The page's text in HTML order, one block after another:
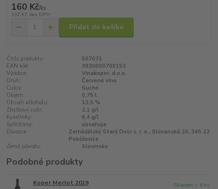
160 Kč/ks
132 Kč bez DPH
Přidat do košíku
Číslo produktu:
507071
EAN kód:
3830000700153
Výrobce:
Vinakoper, d.o.o.
Druh:
Červené víno
Cukry:
Suché
Objem:
0,75 l
Obsah alkoholu:
13,5 %
Zbytkový cukr:
2,1 g/l
Kyselinky:
6,4 g/l
Syřičitany:
obsahuje
Dovozce:
Zemědělský Starý Dvůr s. r. o., Slovanská 24, 345 22
Poběžovice
Země původu:
Slovinsko
Podobné produkty
Koper Merlot 2019
Skladem > 6 ks